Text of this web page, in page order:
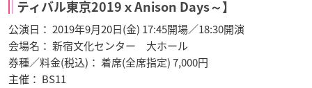
ティバル東京2019ｘAnison Days～】
公演日： 2019年9月20日(金) 17:45開場／18:30開演
会場名： 新宿文化センター 大ホール
券種／料金(税込)： 着席(全席指定) 7,000円
主催： BS11